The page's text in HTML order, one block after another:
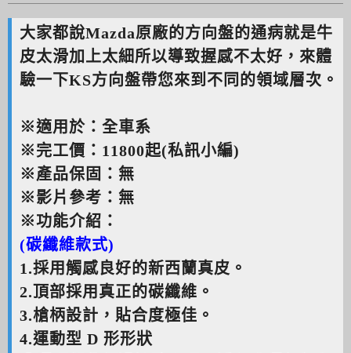
大家都說Mazda原廠的方向盤的通病就是牛
皮太滑加上太細所以導致握感不太好，來體
驗一下KS方向盤帶您來到不同的領域層次。
※適用於：全車系
※完工價：11800起(私訊小編)
※產品保固：無
※影片參考：無
※功能介紹：
(碳纖維款式)
1.採用觸感良好的新西蘭真皮。
2.頂部採用真正的碳纖維。
3.槍柄設計，貼合度極佳。
4.運動型 D 形形狀